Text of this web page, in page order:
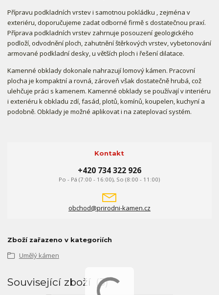
Přípravu podkladních vrstev i samotnou pokládku , zejména v
exteriéru, doporučujeme zadat odborné firmě s dostatečnou praxí.
Příprava podkladních vrstev zahrnuje posouzení geologického
podloží, odvodnění ploch, zahutnění štěrkových vrstev, vybetonování
armované podkladní desky, u větších ploch i řešení dilatace.
Kamenné obklady dokonale nahrazují lomový kámen. Pracovní
plocha je kompaktní a rovná, zároveň však dostatečně hrubá, což
ulehčuje práci s kamenem. Kamenné obklady se používají v interiéru
i exteriéru k obkladu zdí, fasád, plotů, komínů, koupelen, kuchyní a
podobně. Obklady je možné aplikovat i na zateplovací systém.
Kontakt
+420 734 322 926
Po - Pá (7:00 - 16:00), So (8:00 - 11:00)
obchod@prirodni-kamen.cz
Zboží zařazeno v kategoriích
Umělý kámen
Související zboží 3